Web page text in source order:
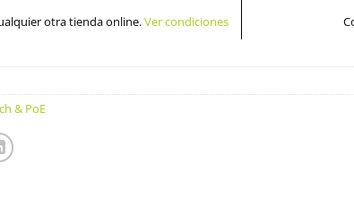
otra tienda online.Ver condiciones
& PoE